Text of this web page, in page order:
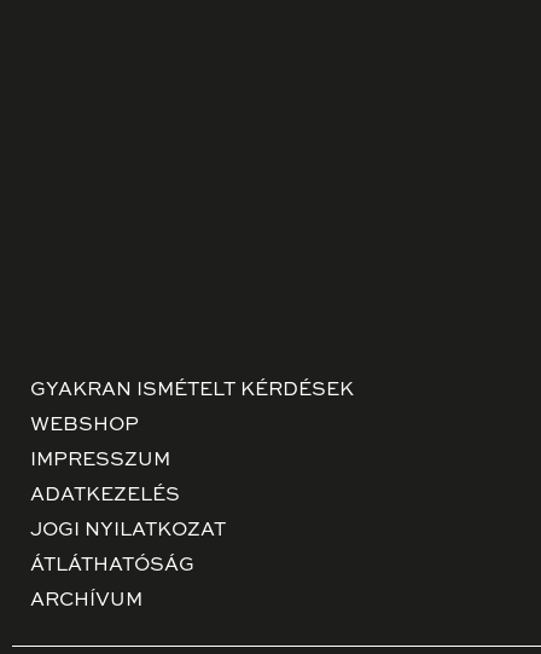
GYAKRAN ISMÉTELT KÉRDÉSEK
WEBSHOP
IMPRESSZUM
ADATKEZELÉS
JOGI NYILATKOZAT
ÁTLÁTHATÓSÁG
ARCHÍVUM